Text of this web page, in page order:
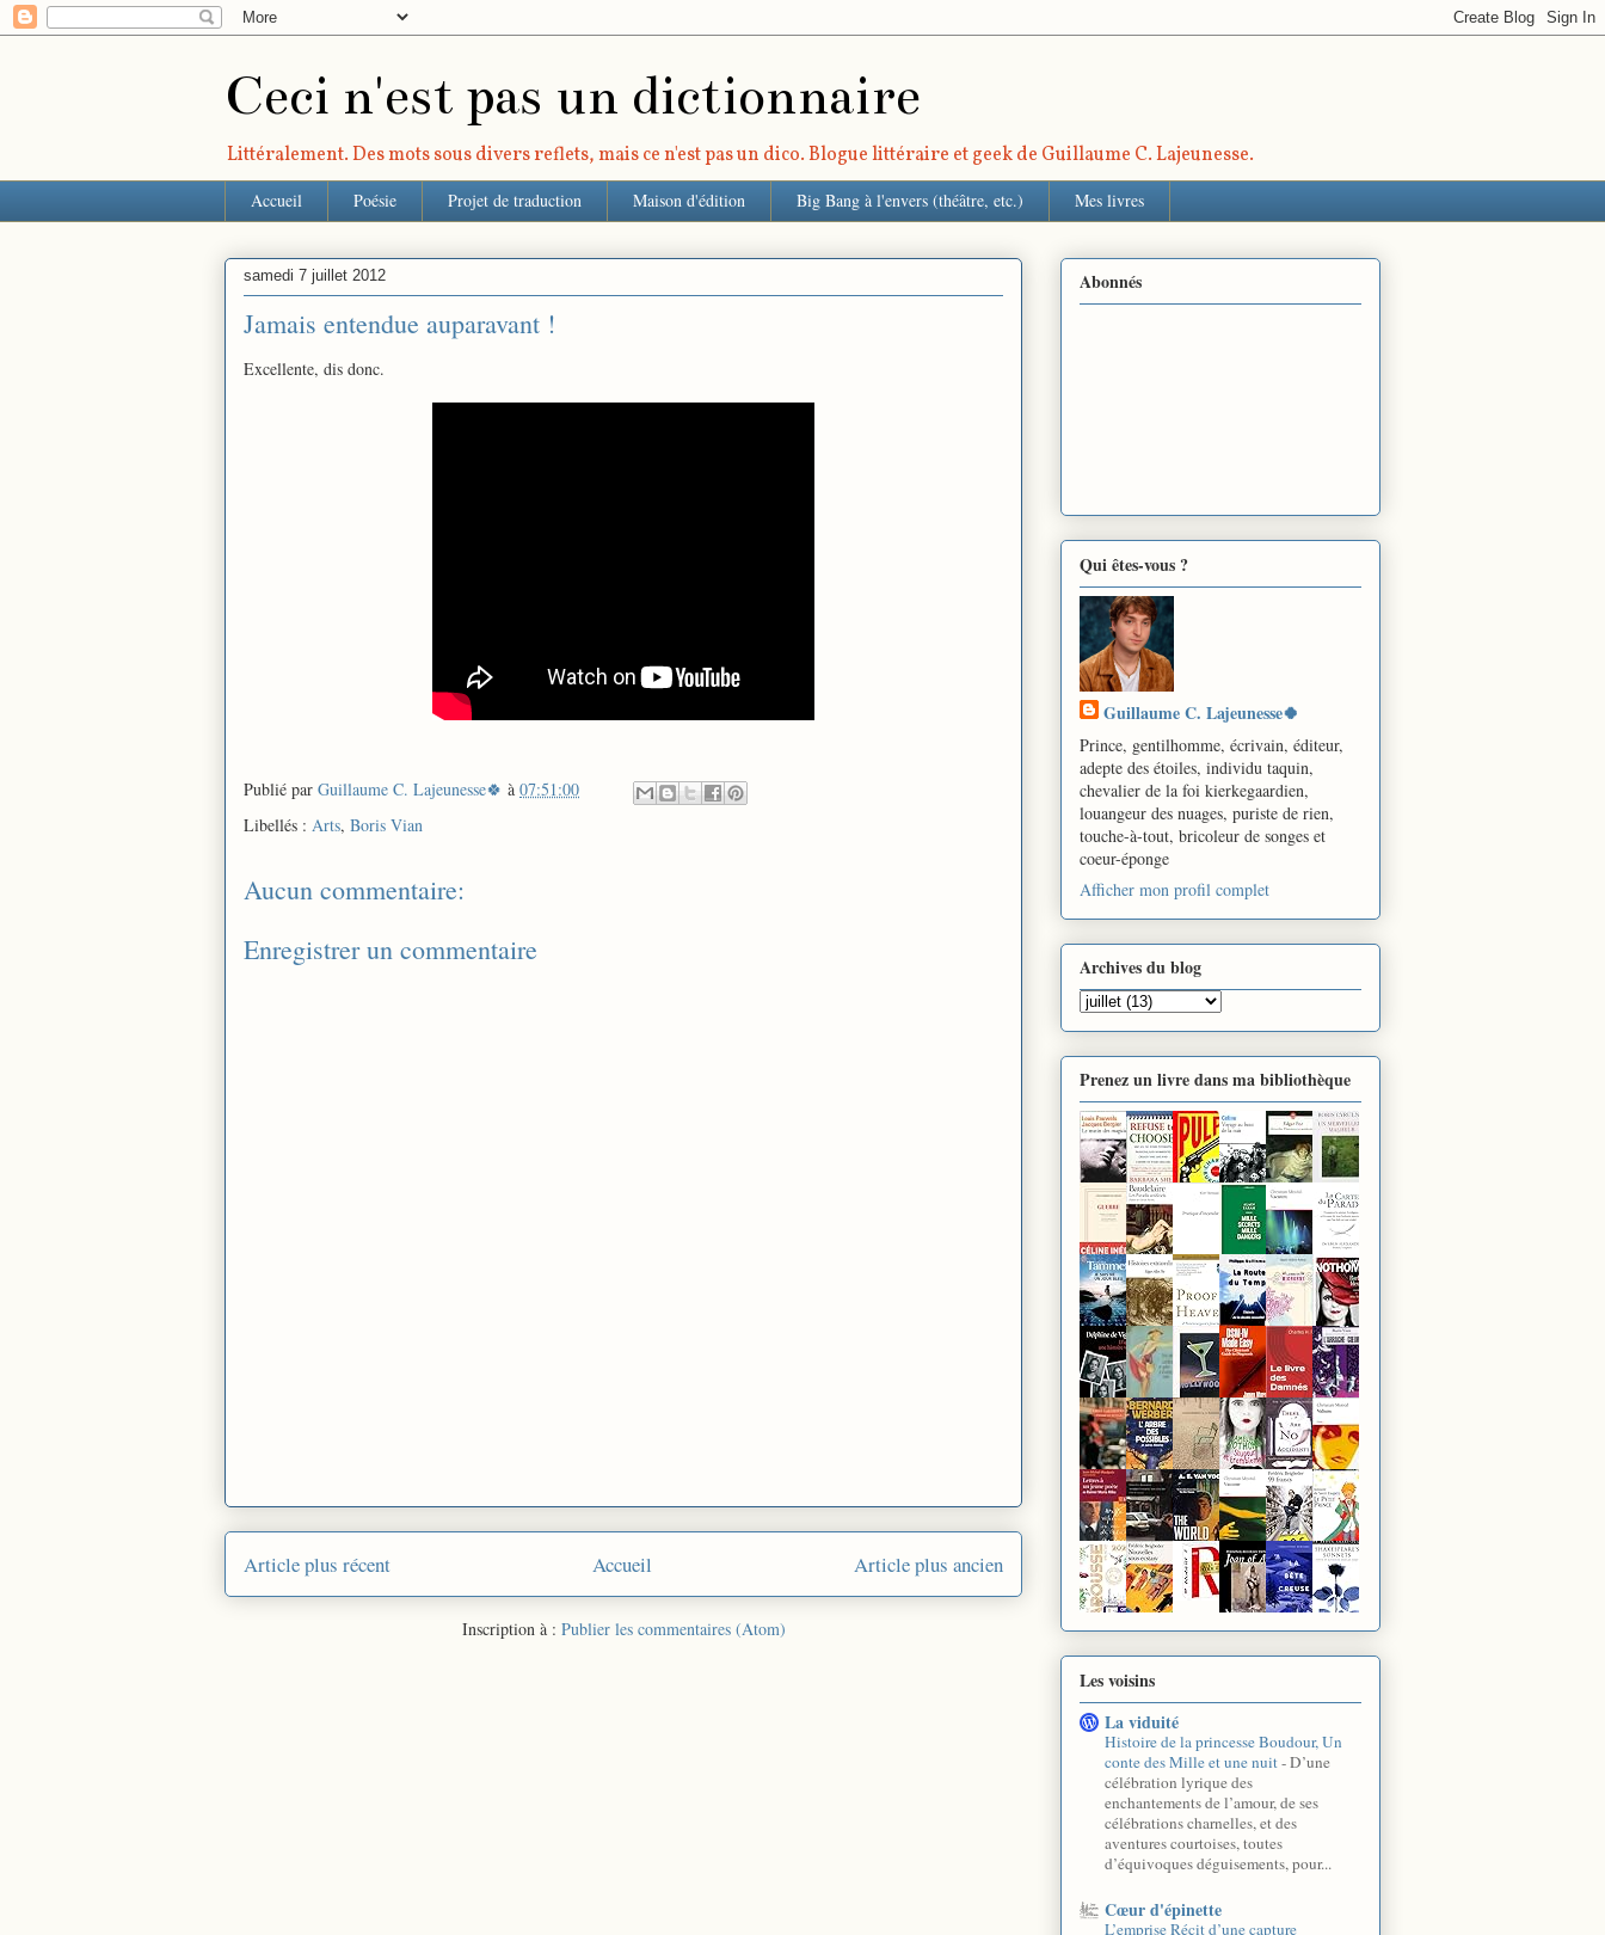
Ceci n'est pas un dictionnaire
Littéralement. Des mots sous divers reflets, mais ce n'est pas un dico. Blogue littéraire et geek de Guillaume C. Lajeunesse.
Accueil Poésie Projet de traduction Maison d'édition Big Bang à l'envers (théâtre, etc.) Mes livres
samedi 7 juillet 2012
Jamais entendue auparavant !
Excellente, dis donc.
Publié par Guillaume C. Lajeunesse🍀 à 07:51:00
Libellés : Arts, Boris Vian
Aucun commentaire:
Enregistrer un commentaire
Article plus récent Article plus ancien
Accueil
Inscription à : Publier les commentaires (Atom)
Abonnés
Qui êtes-vous ?
Guillaume C. Lajeunesse🍀
Prince, gentilhomme, écrivain, éditeur,
adepte des étoiles, individu taquin,
chevalier de la foi kierkegaardien,
louangeur des nuages, puriste de rien,
touche-à-tout, bricoleur de songes et
coeur-éponge
Afficher mon profil complet
Archives du blog
Prenez un livre dans ma bibliothèque
Les voisins
La viduité
Histoire de la princesse Boudour, Un
conte des Mille et une nuit-D’une
célébration lyrique des
enchantements de l’amour, de ses
célébrations charnelles, et des
aventures courtoises, toutes
d’équivoques déguisements, pour...
Cœur d'épinette
L’emprise Récit d’une capture